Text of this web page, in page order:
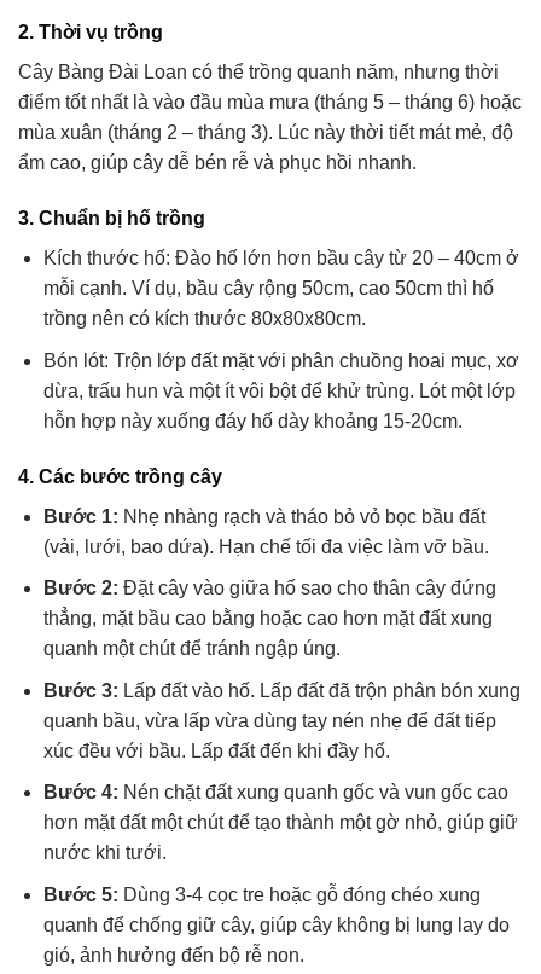
2. Thời vụ trồng
Cây Bàng Đài Loan có thể trồng quanh năm, nhưng thời
điểm tốt nhất là vào đầu mùa mưa (tháng 5 – tháng 6) hoặc
mùa xuân (tháng 2 – tháng 3). Lúc này thời tiết mát mẻ, độ
ẩm cao, giúp cây dễ bén rễ và phục hồi nhanh.
3. Chuẩn bị hố trồng
Kích thước hố: Đào hố lớn hơn bầu cây từ 20 – 40cm ở
mỗi cạnh. Ví dụ, bầu cây rộng 50cm, cao 50cm thì hố
trồng nên có kích thước 80x80x80cm.
Bón lót: Trộn lớp đất mặt với phân chuồng hoai mục, xơ
dừa, trấu hun và một ít vôi bột để khử trùng. Lót một lớp
hỗn hợp này xuống đáy hố dày khoảng 15-20cm.
4. Các bước trồng cây
Bước 1: Nhẹ nhàng rạch và tháo bỏ vỏ bọc bầu đất
(vải, lưới, bao dứa). Hạn chế tối đa việc làm vỡ bầu.
Bước 2: Đặt cây vào giữa hố sao cho thân cây đứng
thẳng, mặt bầu cao bằng hoặc cao hơn mặt đất xung
quanh một chút để tránh ngập úng.
Bước 3: Lấp đất vào hố. Lấp đất đã trộn phân bón xung
quanh bầu, vừa lấp vừa dùng tay nén nhẹ để đất tiếp
xúc đều với bầu. Lấp đất đến khi đầy hố.
Bước 4: Nén chặt đất xung quanh gốc và vun gốc cao
hơn mặt đất một chút để tạo thành một gờ nhỏ, giúp giữ
nước khi tưới.
Bước 5: Dùng 3-4 cọc tre hoặc gỗ đóng chéo xung
quanh để chống giữ cây, giúp cây không bị lung lay do
gió, ảnh hưởng đến bộ rễ non.